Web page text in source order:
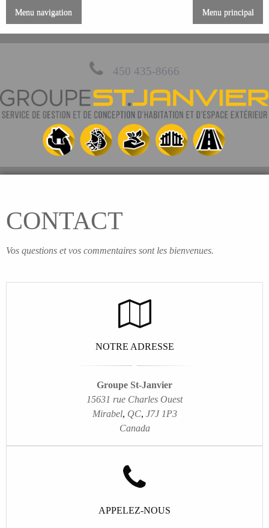
Menu navigation Menu principal
450 435-8666
CONTACT
Vos questions et vos commentaires sont les bienvenues.
NOTRE ADRESSE
Groupe St-Janvier
15631 rue Charles Ouest
Mirabel, QC, J7J 1P3
Canada
APPELEZ-NOUS